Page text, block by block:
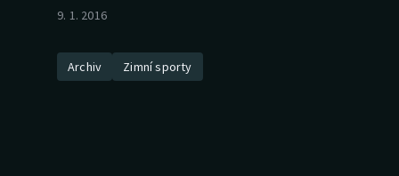
Cyklistika
9. 1. 2016
Archiv Zimní sporty